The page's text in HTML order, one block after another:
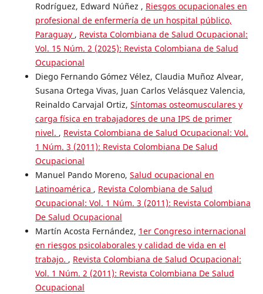
Rodríguez, Edward Núñez , Riesgos ocupacionales en
profesional de enfermería de un hospital público,
Paraguay , Revista Colombiana de Salud Ocupacional:
Vol. 15 Núm. 2 (2025): Revista Colombiana de Salud
Ocupacional
Diego Fernando Gómez Vélez, Claudia Muñoz Alvear,
Susana Ortega Vivas, Juan Carlos Velásquez Valencia,
Reinaldo Carvajal Ortiz, Síntomas osteomusculares y
carga física en trabajadores de una IPS de primer
nivel. , Revista Colombiana de Salud Ocupacional: Vol.
1 Núm. 3 (2011): Revista Colombiana De Salud
Ocupacional
Manuel Pando Moreno, Salud ocupacional en
Latinoamérica , Revista Colombiana de Salud
Ocupacional: Vol. 1 Núm. 3 (2011): Revista Colombiana
De Salud Ocupacional
Martín Acosta Fernández, 1er Congreso internacional
en riesgos psicolaborales y calidad de vida en el
trabajo. , Revista Colombiana de Salud Ocupacional:
Vol. 1 Núm. 2 (2011): Revista Colombiana De Salud
Ocupacional